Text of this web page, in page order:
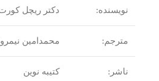
نویسنده: دکتر ریچل
مترجم: محمدامین
ناشر: کتیبه نوین